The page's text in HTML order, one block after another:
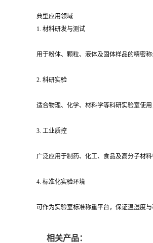
典型应用领域
1. 材料研发与测试
用于粉体、颗粒、液体及固体样品的精密
2. 科研实验
适合物理、化学、材料学等科研实验室使
3. 工业质控
广泛应用于制药、化工、食品及高分子材
4. 标准化实验环境
可作为实验室标准称重平台，保证温湿度
相关产品：